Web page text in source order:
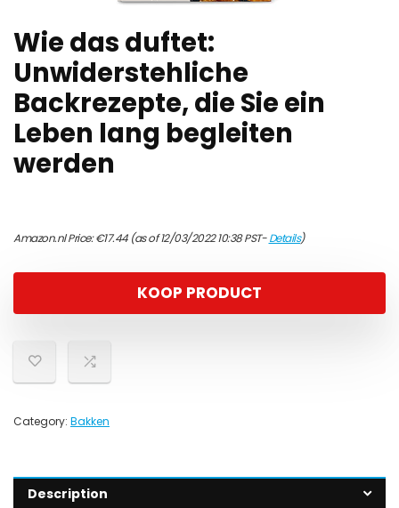
Wie das duftet:
Unwiderstehliche
Backrezepte, die Sie ein
Leben lang begleiten
werden
Amazon.nl Price:€17.44(as of 12/03/2022 10:38 PST-Details)
KOOP PRODUCT
Category: Bakken
Description